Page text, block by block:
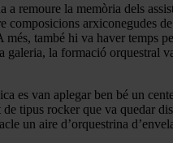
remoure la memòria dels
composicions
més, també hi va haver temps
la formació
es van aplegar ben bé un
tipus rocker que va quedar
un aire d’orquestrina